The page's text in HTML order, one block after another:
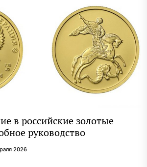
в российские золотые
руководство
2026